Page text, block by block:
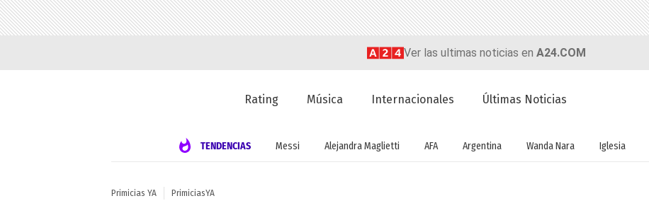
Ver las ultimas noticias en A24.COM
Rating Música Internacionales Últimas Noticias
TENDENCIAS Messi Alejandra Maglietti AFA Argentina Wanda Nara Iglesia
Primicias YA PrimiciasYA